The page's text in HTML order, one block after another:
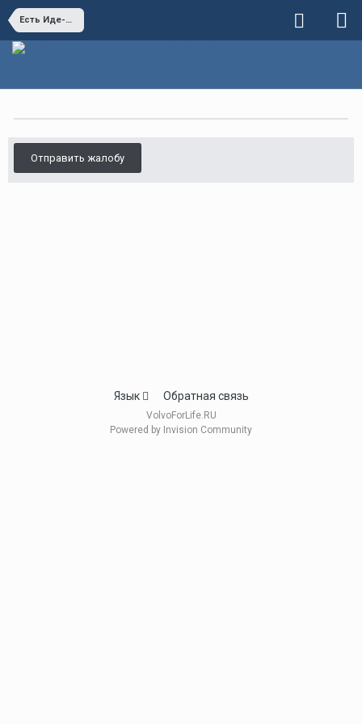
Есть Иде-я?!
Отправить жалобу
Язык Обратная связь
VolvoForLife.RU
Powered by Invision Community